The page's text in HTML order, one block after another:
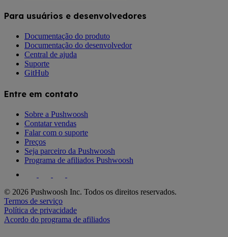
Para usuários e desenvolvedores
Documentação do produto
Documentação do desenvolvedor
Central de ajuda
Suporte
GitHub
Entre em contato
Sobre a Pushwoosh
Contatar vendas
Falar com o suporte
Preços
Seja parceiro da Pushwoosh
Programa de afiliados Pushwoosh
© 2026 Pushwoosh Inc. Todos os direitos reservados.
Termos de serviço
Política de privacidade
Acordo do programa de afiliados